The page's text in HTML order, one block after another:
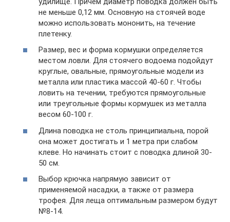
не меньше 0,12 мм. Основную на стоячей воде
можно использовать мононить, на течение
плетенку.
Размер, вес и форма кормушки определяется
местом ловли. Для стоячего водоема подойдут
круглые, овальные, прямоугольные модели из
металла или пластика массой 40-60 г. Чтобы
ловить на течении, требуются прямоугольные
или треугольные формы кормушек из металла
весом 60-100 г.
Длина поводка не столь принципиальна, порой
она может достигать и 1 метра при слабом
клеве. Но начинать стоит с поводка длиной 30-
50 см.
Выбор крючка напрямую зависит от
применяемой насадки, а также от размера
трофея. Для леща оптимальным размером будут
№8-14.